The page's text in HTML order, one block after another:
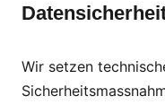
Wir setzen